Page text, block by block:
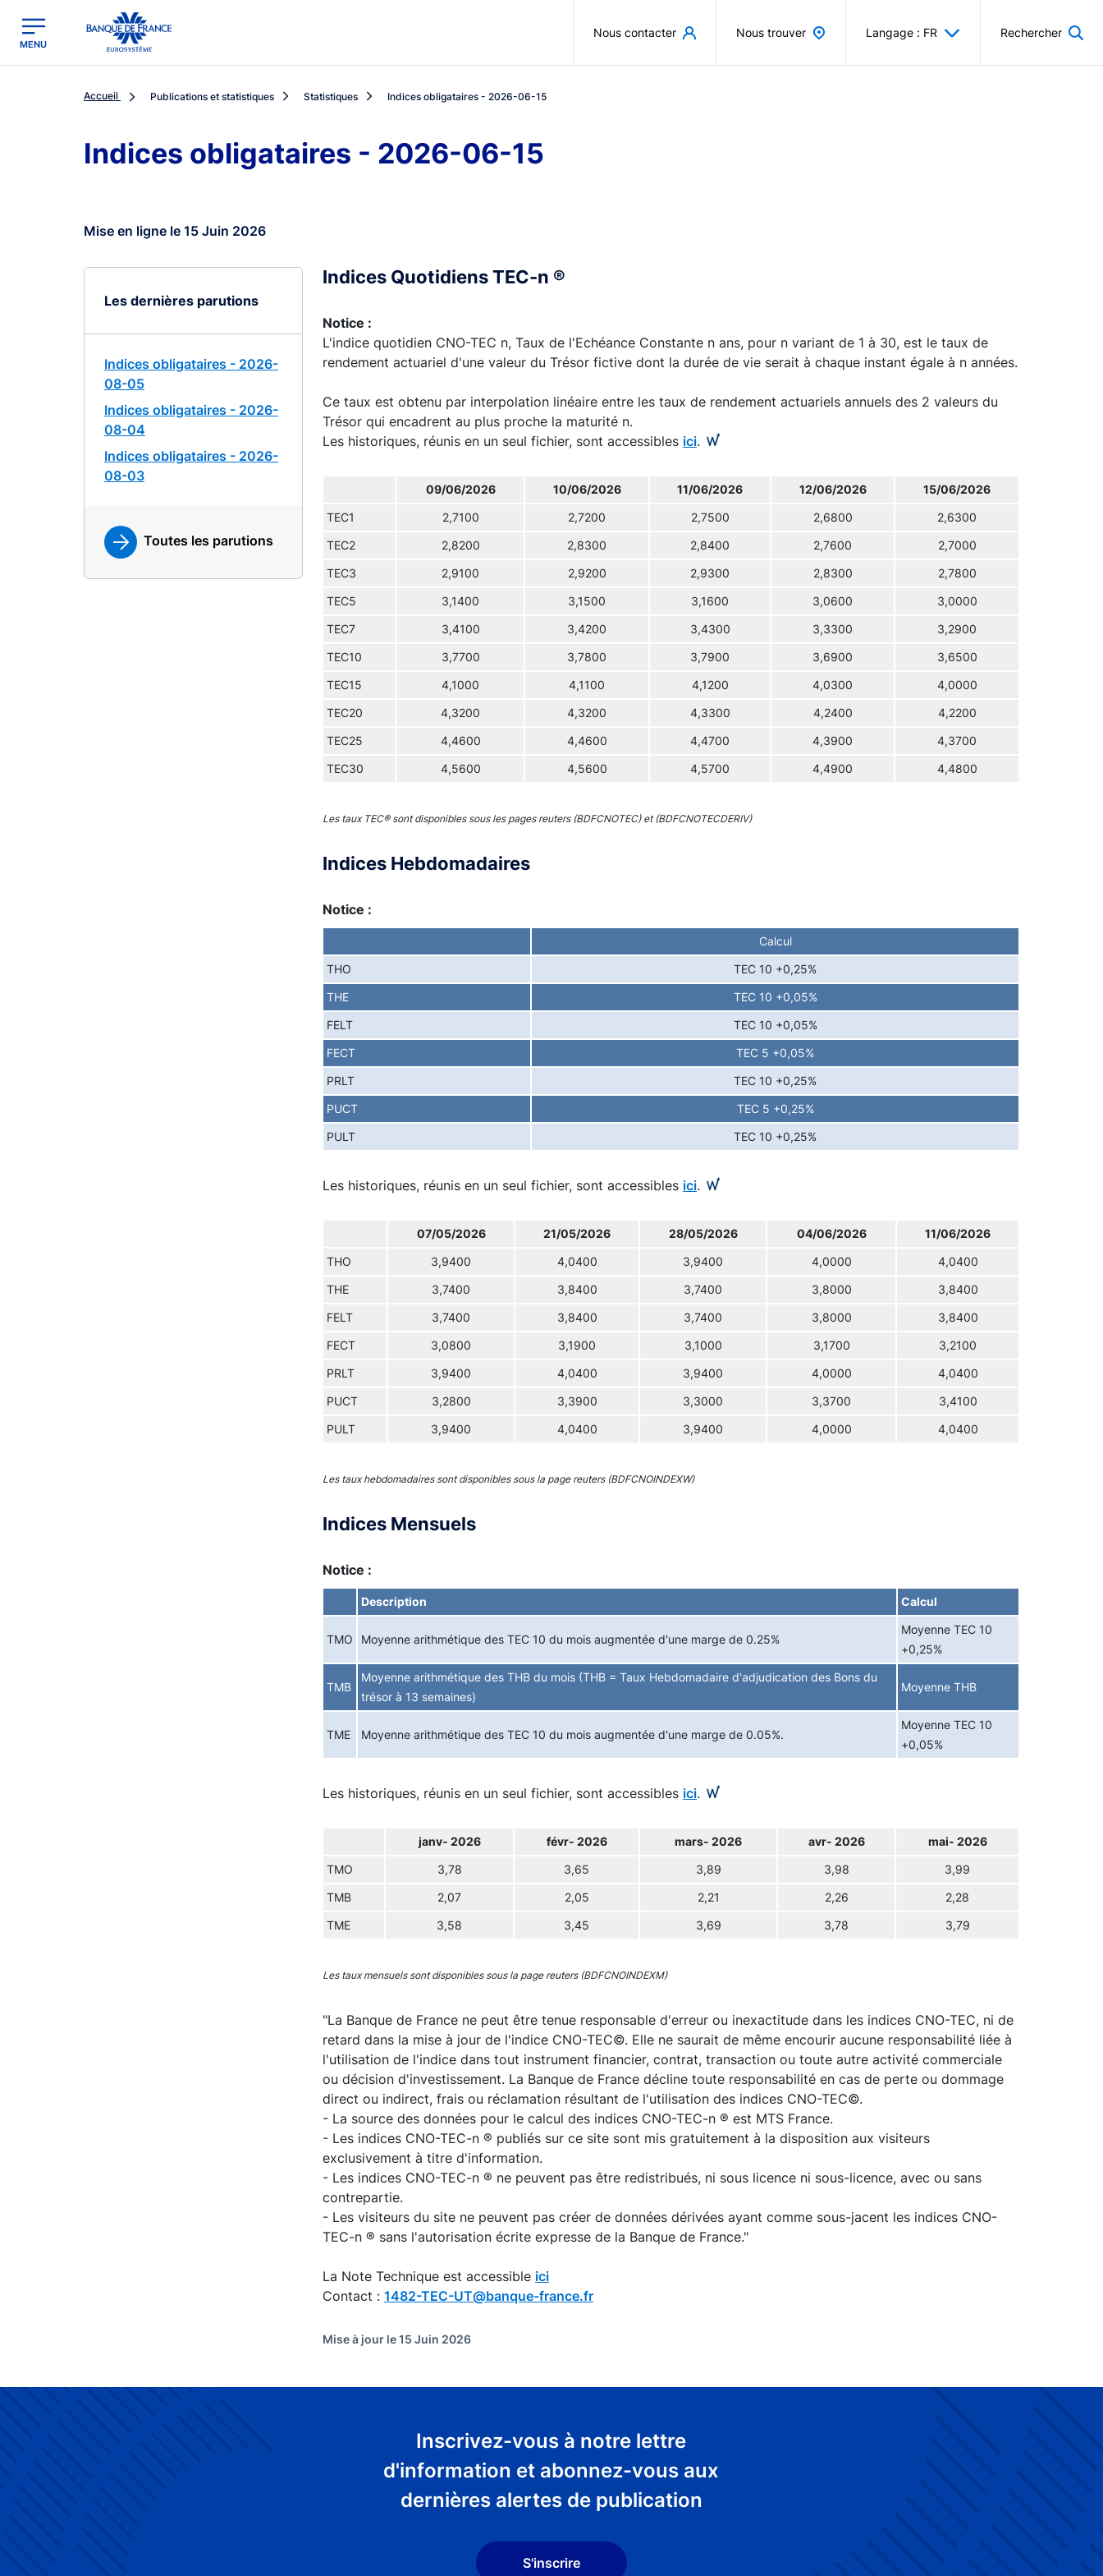
Banque de France - Menu Principal
MENU
Nous contacter Nous trouver Langage : FR Rechercher
Accueil Publications et statistiques Statistiques Indices obligataires - 2026-06-15
Indices obligataires - 2026-06-15
Mise en ligne le 15 Juin 2026
Les dernières parutions
Indices obligataires - 2026-
08-05
Indices obligataires - 2026-
08-04
Indices obligataires - 2026-
08-03
Toutes les parutions
Indices Quotidiens TEC-n ®
Notice :
L'indice quotidien CNO-TEC n, Taux de l'Echéance Constante n ans, pour n variant de 1 à 30, est le taux de
rendement actuariel d'une valeur du Trésor fictive dont la durée de vie serait à chaque instant égale à n années.
Ce taux est obtenu par interpolation linéaire entre les taux de rendement actuariels annuels des 2 valeurs du
Trésor qui encadrent au plus proche la maturité n.
Les historiques, réunis en un seul fichier, sont accessibles ici.
09/06/2026 10/06/2026 11/06/2026 12/06/2026 15/06/2026
TEC1 2,7100 2,7200 2,7500 2,6800 2,6300
TEC2 2,8200 2,8300 2,8400 2,7600 2,7000
TEC3 2,9100 2,9200 2,9300 2,8300 2,7800
TEC5 3,1400 3,1500 3,1600 3,0600 3,0000
TEC7 3,4100 3,4200 3,4300 3,3300 3,2900
TEC10 3,7700 3,7800 3,7900 3,6900 3,6500
TEC15 4,1000 4,1100 4,1200 4,0300 4,0000
TEC20 4,3200 4,3200 4,3300 4,2400 4,2200
TEC25 4,4600 4,4600 4,4700 4,3900 4,3700
TEC30 4,5600 4,5600 4,5700 4,4900 4,4800
Les taux TEC® sont disponibles sous les pages reuters (BDFCNOTEC) et (BDFCNOTECDERIV)
Indices Hebdomadaires
Notice :
Calcul
THO TEC 10 +0,25%
THE TEC 10 +0,05%
FELT TEC 10 +0,05%
FECT TEC 5 +0,05%
PRLT TEC 10 +0,25%
PUCT TEC 5 +0,25%
PULT TEC 10 +0,25%
Les historiques, réunis en un seul fichier, sont accessibles ici.
07/05/2026 21/05/2026 28/05/2026 04/06/2026 11/06/2026
THO 3,9400 4,0400 3,9400 4,0000 4,0400
THE 3,7400 3,8400 3,7400 3,8000 3,8400
FELT 3,7400 3,8400 3,7400 3,8000 3,8400
FECT 3,0800 3,1900 3,1000 3,1700 3,2100
PRLT 3,9400 4,0400 3,9400 4,0000 4,0400
PUCT 3,2800 3,3900 3,3000 3,3700 3,4100
PULT 3,9400 4,0400 3,9400 4,0000 4,0400
Les taux hebdomadaires sont disponibles sous la page reuters (BDFCNOINDEXW)
Indices Mensuels
Notice :
Description Calcul
TMO Moyenne arithmétique des TEC 10 du mois augmentée d'une marge de 0.25%
Moyenne TEC 10
+0,25%
TMB
Moyenne arithmétique des THB du mois (THB = Taux Hebdomadaire d'adjudication des Bons du
trésor à 13 semaines)
Moyenne THB
TME Moyenne arithmétique des TEC 10 du mois augmentée d'une marge de 0.05%.
Moyenne TEC 10
+0,05%
Les historiques, réunis en un seul fichier, sont accessibles ici.
janv- 2026 févr- 2026 mars- 2026 avr- 2026 mai- 2026
TMO 3,78 3,65 3,89 3,98 3,99
TMB 2,07 2,05 2,21 2,26 2,28
TME 3,58 3,45 3,69 3,78 3,79
Les taux mensuels sont disponibles sous la page reuters (BDFCNOINDEXM)
"La Banque de France ne peut être tenue responsable d'erreur ou inexactitude dans les indices CNO-TEC, ni de
retard dans la mise à jour de l'indice CNO-TEC©. Elle ne saurait de même encourir aucune responsabilité liée à
l'utilisation de l'indice dans tout instrument financier, contrat, transaction ou toute autre activité commerciale
ou décision d'investissement. La Banque de France décline toute responsabilité en cas de perte ou dommage
direct ou indirect, frais ou réclamation résultant de l'utilisation des indices CNO-TEC©.
- La source des données pour le calcul des indices CNO-TEC-n ® est MTS France.
- Les indices CNO-TEC-n ® publiés sur ce site sont mis gratuitement à la disposition aux visiteurs
exclusivement à titre d'information.
- Les indices CNO-TEC-n ® ne peuvent pas être redistribués, ni sous licence ni sous-licence, avec ou sans
contrepartie.
- Les visiteurs du site ne peuvent pas créer de données dérivées ayant comme sous-jacent les indices CNO-
TEC-n ® sans l'autorisation écrite expresse de la Banque de France."
La Note Technique est accessible ici
Contact : 1482-TEC-UT@banque-france.fr
Mise à jour le 15 Juin 2026
Inscrivez-vous à notre lettre
d'information et abonnez-vous aux
dernières alertes de publication
S'inscrire